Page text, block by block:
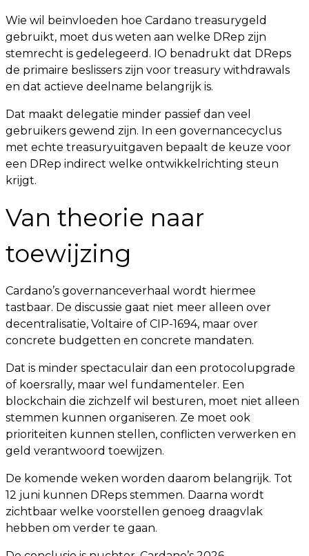
Wie wil beïnvloeden hoe Cardano treasurygeld
gebruikt, moet dus weten aan welke DRep zijn
stemrecht is gedelegeerd. IO benadrukt dat DReps
de primaire beslissers zijn voor treasury withdrawals
en dat actieve deelname belangrijk is.
Dat maakt delegatie minder passief dan veel
gebruikers gewend zijn. In een governancecyclus
met echte treasuryuitgaven bepaalt de keuze voor
een DRep indirect welke ontwikkelrichting steun
krijgt.
Van theorie naar
toewijzing
Cardano’s governanceverhaal wordt hiermee
tastbaar. De discussie gaat niet meer alleen over
decentralisatie, Voltaire of CIP-1694, maar over
concrete budgetten en concrete mandaten.
Dat is minder spectaculair dan een protocolupgrade
of koersrally, maar wel fundamenteler. Een
blockchain die zichzelf wil besturen, moet niet alleen
stemmen kunnen organiseren. Ze moet ook
prioriteiten kunnen stellen, conflicten verwerken en
geld verantwoord toewijzen.
De komende weken worden daarom belangrijk. Tot
12 juni kunnen DReps stemmen. Daarna wordt
zichtbaar welke voorstellen genoeg draagvlak
hebben om verder te gaan.